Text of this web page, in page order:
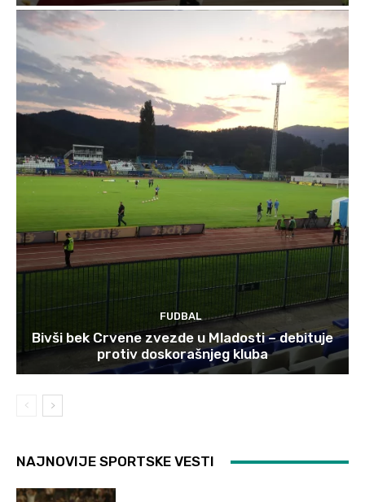
FUDBAL
Bivši bek Crvene zvezde u Mladosti – debituje
protiv doskorašnjeg kluba
NAJNOVIJE SPORTSKE VESTI